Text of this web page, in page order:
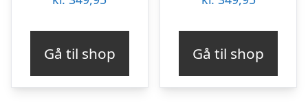
Gå til shop Gå til shop